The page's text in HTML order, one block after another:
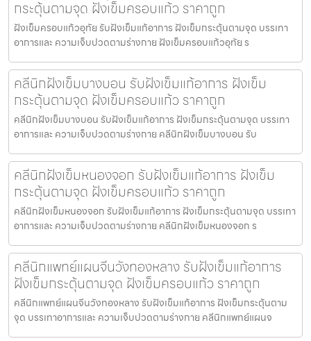
กระตุ้นตามจุด ฝังเข็มครอบแก้ว ราคาถูก
ฝังเข็มครอบแก้วอุทัย รับฝังเข็มแก้อาการ ฝังเข็มกระตุ้นตามจุด บรรเทา
อาการและ ความเจ็บปวดตามร่างกาย ฝังเข็มครอบแก้วอุทัย ร
คลีนิกฝังเข็มบางบอน รับฝังเข็มแก้อาการ ฝังเข็ม
กระตุ้นตามจุด ฝังเข็มครอบแก้ว ราคาถูก
คลีนิกฝังเข็มบางบอน รับฝังเข็มแก้อาการ ฝังเข็มกระตุ้นตามจุด บรรเทา
อาการและ ความเจ็บปวดตามร่างกาย คลีนิกฝังเข็มบางบอน รับ
คลีนิกฝังเข็มหนองจอก รับฝังเข็มแก้อาการ ฝังเข็ม
กระตุ้นตามจุด ฝังเข็มครอบแก้ว ราคาถูก
คลีนิกฝังเข็มหนองจอก รับฝังเข็มแก้อาการ ฝังเข็มกระตุ้นตามจุด บรรเทา
อาการและ ความเจ็บปวดตามร่างกาย คลีนิกฝังเข็มหนองจอก ร
คลีนิกแพทย์แผนจีนวังทองหลาง รับฝังเข็มแก้อาการ
ฝังเข็มกระตุ้นตามจุด ฝังเข็มครอบแก้ว ราคาถูก
คลีนิกแพทย์แผนจีนวังทองหลาง รับฝังเข็มแก้อาการ ฝังเข็มกระตุ้นตาม
จุด บรรเทาอาการและ ความเจ็บปวดตามร่างกาย คลีนิกแพทย์แผนจ